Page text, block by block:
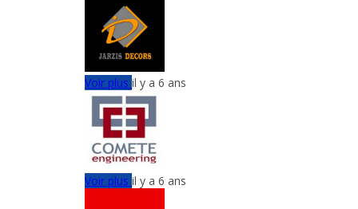
Voir plusil y a 6 ans
Voir plusil y a 6 ans